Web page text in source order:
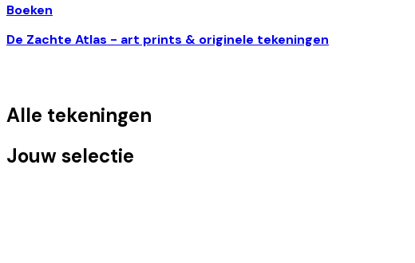
Boeken
De Zachte Atlas - art prints & originele tekeningen
Alle tekeningen
Jouw selectie